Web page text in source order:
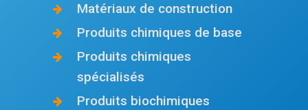
Matériaux de construction
Produits chimiques de base
Produits chimiques
spécialisés
Produits biochimiques